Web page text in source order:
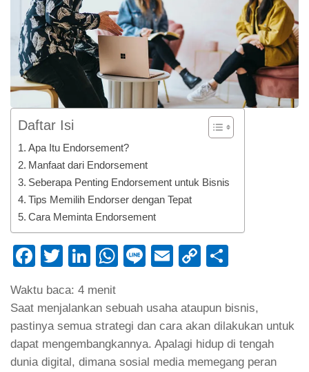
Daftar Isi
Apa Itu Endorsement?
Manfaat dari Endorsement
Seberapa Penting Endorsement untuk Bisnis
Tips Memilih Endorser dengan Tepat
Cara Meminta Endorsement
Facebook
TwitterLinkedIn
WhatsApp
LineEmailCopy
Waktu baca: 4 menit
Saat menjalankan sebuah usaha ataupun bisnis,
pastinya semua strategi dan cara akan dilakukan untuk
dapat mengembangkannya. Apalagi hidup di tengah
dunia digital, dimana sosial media memegang peran